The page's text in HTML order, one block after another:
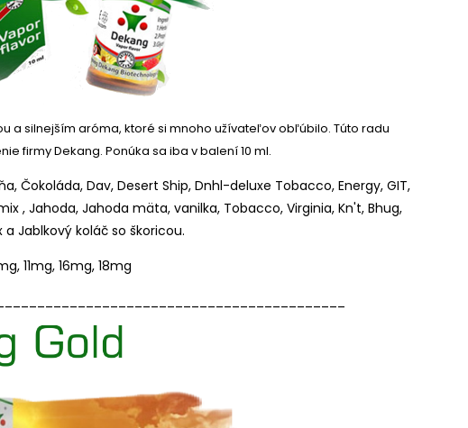
a silnejším aróma, ktoré si mnoho užívateľov obľúbilo. Túto radu
firmy Dekang. Ponúka sa iba v balení 10 ml.
Čokoláda, Dav, Desert Ship, Dnhl-deluxe Tobacco, Energy, GIT,
, Jahoda, Jahoda mäta, vanilka, Tobacco, Virginia, Kn't, Bhug,
Jablkový koláč so škoricou.
11mg, 16mg, 18mg